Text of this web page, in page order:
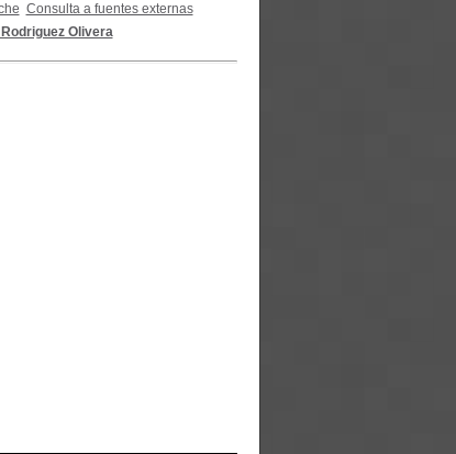
Consulta a fuentes externas
Rodriguez Olivera